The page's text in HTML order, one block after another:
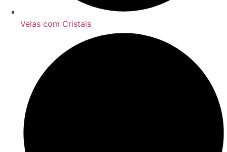
Velas com Cristais